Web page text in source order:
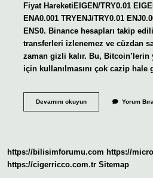
Fiyat HareketiEIGEN/TRY0.01
ENA0.001 TRYENJ/TRY0.01
ENS0. Binance hesapları takip
transferleri izlenemez ve cüzdan
zaman gizli kalır. Bu, Bitcoin’lerin
için kullanılmasını çok cazip
Devamını okuyunBinance
Yorum
https://bilisimforumu.com https://
https://cigerricco.com.tr Sitemap